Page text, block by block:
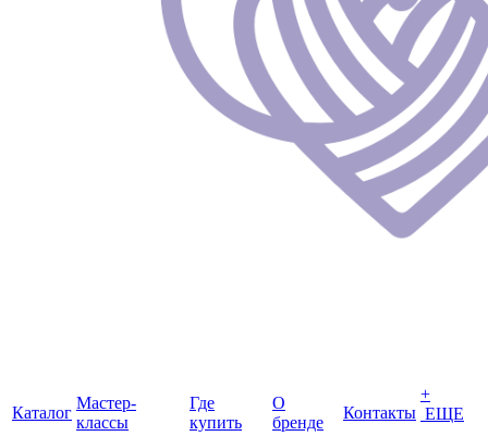
Каталог
Мастер-
классы
Где
купить
О
бренде
Контакты
+
ЕЩЕ